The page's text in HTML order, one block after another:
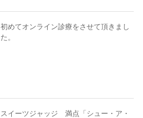
初めてオンライン診療をさせて頂きまし
た。
スイーツジャッジ 満点「シュー・ア・